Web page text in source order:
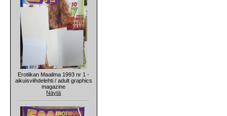
Erotiikan Maailma 1993 nr 1 -
aikuisviihdelehti / adult graphics
magazine
Näytä